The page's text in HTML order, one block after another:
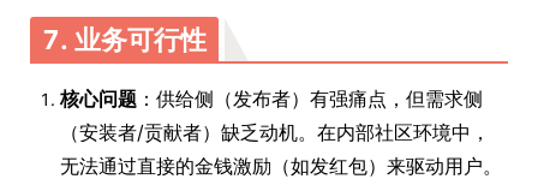
7. 业务可行性
核心问题 ：供给侧（发布者）有强痛点，但需求侧
（安装者/贡献者）缺乏动机。在内部社区环境中，
无法通过直接的金钱激励（如发红包）来驱动用户。